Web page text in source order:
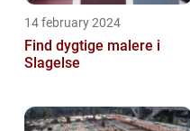
14 february 2024
Find dygtige malere i
Slagelse